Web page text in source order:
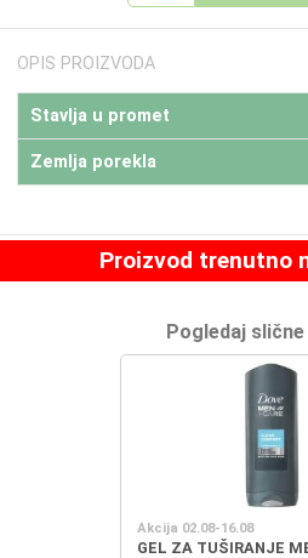
OPIS PROIZVODA
Stavlja u promet
Zemlja porekla
Proizvod trenutno
Pogledaj
Akcija 02.08-16.08
GEL ZA TUŠIRANJE